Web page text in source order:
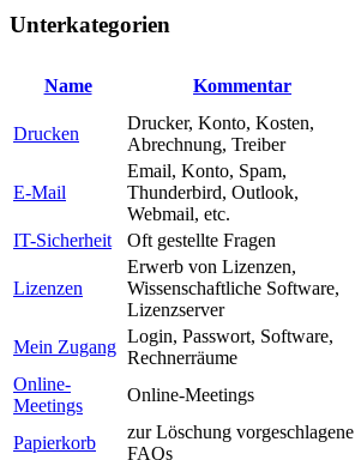
Unterkategorien
Name Kommentar
Drucken
Drucker, Konto, Kosten,
Abrechnung, Treiber
E-Mail
Email, Konto, Spam,
Thunderbird, Outlook,
Webmail, etc.
IT-Sicherheit Oft gestellte Fragen
Lizenzen
Erwerb von Lizenzen,
Wissenschaftliche Software,
Lizenzserver
Mein Zugang
Login, Passwort, Software,
Rechnerräume
Online-
Meetings
Online-Meetings
Papierkorb
zur Löschung vorgeschlagene
FAQs